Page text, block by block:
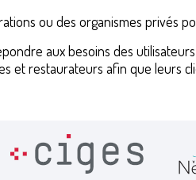
ou des organismes privés
aux besoins des
et restaurateurs afin que leurs